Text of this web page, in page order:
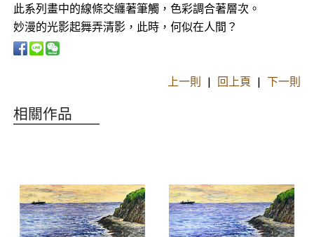
此系列畫中的線條交纏著筆觸，色彩調合著層次。
妙漫的光影起舞弄清影，此時，何似在人間？
上一則 | 回上頁 |下一則
相關作品